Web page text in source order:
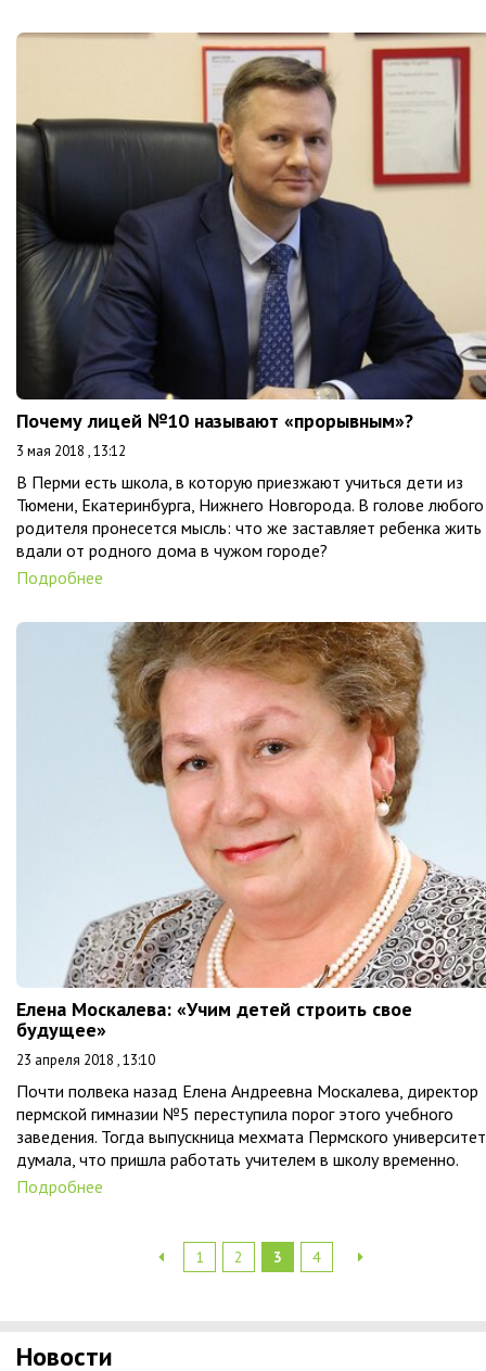
Почему лицей №10 называют «прорывным»?
3 мая 2018 , 13:12
В Перми есть школа, в которую приезжают учиться дети из
Тюмени, Екатеринбурга, Нижнего Новгорода. В голове любого
родителя пронесется мысль: что же заставляет ребенка жить
вдали от родного дома в чужом городе?
Подробнее
Елена Москалева: «Учим детей строить свое
будущее»
23 апреля 2018 , 13:10
Почти полвека назад Елена Андреевна Москалева, директор
пермской гимназии №5 переступила порог этого учебного
заведения. Тогда выпускница мехмата Пермского
думала, что пришла работать учителем в школу временно.
Подробнее
1 2 3 4
Новости